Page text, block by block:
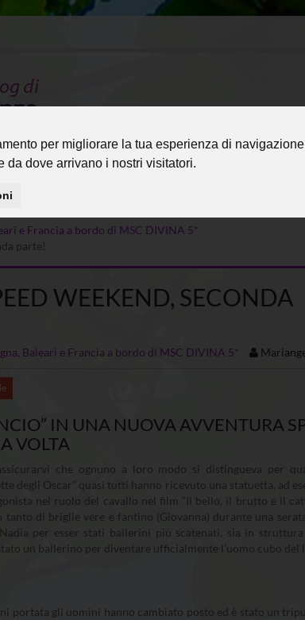
per migliorare la tua esperienza di
da dove arrivano i nostri visitatori.
e Francia a bordo di MSC DIVINA 5*
parte!
WEEKEND, SECONDA
Baleari e Francia a bordo di MSC DIVINA 5*
IN UNA NUOVA AVVENTURA
VOLTA
che ognuno a loro modo si distingueva per
degli Oscar” quasi tutti hanno ricevuto una statuetta, ad
nel ruolo del cavallo nel film “Il bello, il brutto e il
tanto di briglie vere e fantino (Giovanna) durante una
per esser stati ballerini più scatenati, sia in
un ballerino per diventare ufficialmente l’uomo cubo del
portata gli uomini hanno cambiato posto ed è stato un